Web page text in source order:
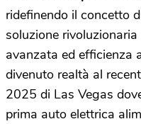
ridefinendo il concetto
soluzione
avanzata ed efficienza
divenuto realtà al
2025 di Las Vegas
prima auto elettrica